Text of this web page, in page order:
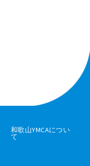
和歌山YMCAについ
て